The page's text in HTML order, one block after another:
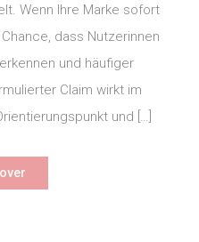
Wenn Ihre Marke sofort
dass Nutzerinnen
und häufiger
Claim wirkt im
und […]